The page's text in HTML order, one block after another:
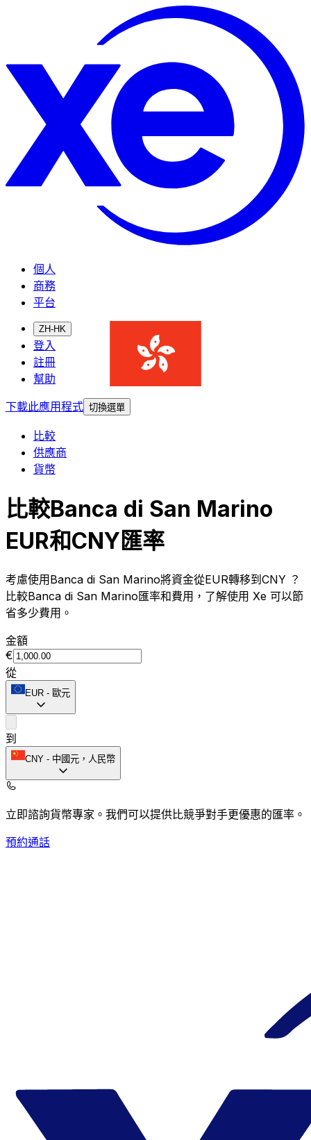
個人
商務
平台
ZH-HK
登入
註冊
幫助
下載此應用程式 切換選單
比較
供應商
貨幣
比較Banca di San Marino
EUR和CNY匯率
考慮使用Banca di San Marino將資金從EUR轉移到CNY ？
比較Banca di San Marino匯率和費用，了解使用 Xe 可以節
省多少費用。
金額
€
從
EUR - 歐元
到
CNY - 中國元，人民幣
立即諮詢貨幣專家。 我們可以提供比競爭對手更優惠的匯率。
預約通話